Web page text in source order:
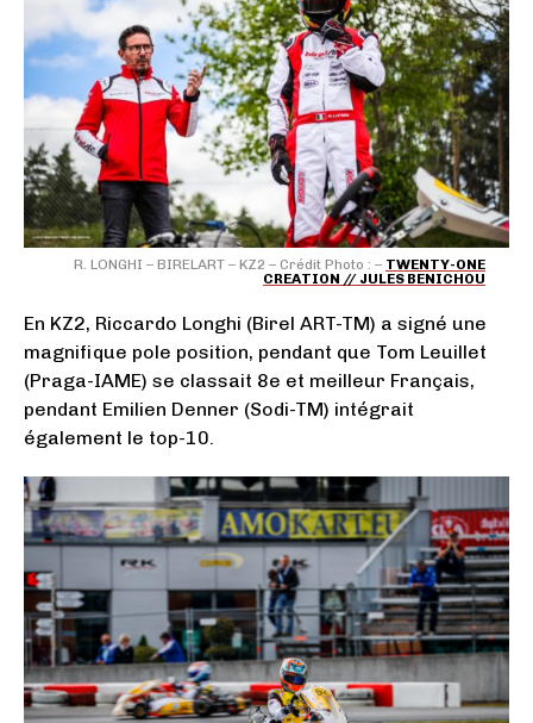
R. LONGHI – BIRELART – KZ2 – Crédit Photo : – TWENTY-ONE
CREATION // JULES BENICHOU
En KZ2, Riccardo Longhi (Birel ART-TM) a signé une
magnifique pole position, pendant que Tom Leuillet
(Praga-IAME) se classait 8e et meilleur Français,
pendant Emilien Denner (Sodi-TM) intégrait
également le top-10.